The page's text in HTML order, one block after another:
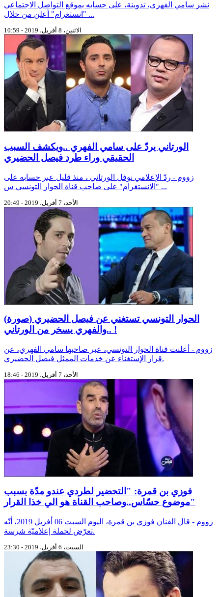
نشر سامي الفهري، تدوينة، على حسابه بموقع التواصل الاجتماعي
"انستغرام" أعلن من خلال ...
الاثنين، 8 أفريل، 2019 - 10:59
الورتاني يردّ على سامي الفهري ..ويكشف السبب
الحقيقي وراء طرد فيصل الحضيري
زووم - ردّ الإعلامي نوفل الورتاني ، منذ قليل عبر حسابه على
"الانستغرام" على صاحب قناة الحوار التونسي س ...
الأحد، 7 أفريل، 2019 - 20:49
(صورة) الحوار التونسي تستغني عن فيصل الحضيري
..والفهري يسخر من الورتاني !
زووم - أعلنت قناة الحوار التونسي، عبر صاحبها سامي الفهري، عن
قرار الإستغناء عن خدمات الممثل فيصل الحضيري.
الأحد، 7 أفريل، 2019 - 18:46
فوزي بن قمرة: "التحضير لطردي عندو مدّة بسبب
موضوع حسّاس..وصاحب القناة هو الي خذا القرار"
زووم - قال الفنان فوزي بن قمرة، اليوم السبت 06 أفريل 2019، أنّه
تعرّض لحملة إعلاميّة شرسة.
السبت، 6 أفريل، 2019 - 23:30